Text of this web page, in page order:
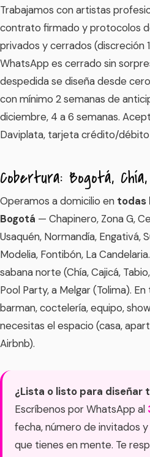
Trabajamos con artistas
contrato firmado y protocolos
privados y cerrados (discreción
WhatsApp es cerrado sin
despedida se diseña desde
con mínimo 2 semanas de
diciembre, 4 a 6 semanas.
Daviplata, tarjeta crédito/
Cobertura: Bogotá,
Operamos a domicilio en todas
Bogotá — Chapinero, Zona G,
Usaquén, Normandía, Engativá,
Modelia, Fontibón, La
sabana norte (Chía, Cajicá,
Pool Party, a Melgar (Tolima).
barman, coctelería, equipo,
necesitas el espacio (casa,
Airbnb).
¿Lista o listo para diseñar
Escríbenos por WhatsApp al
fecha, número de invitados
que tienes en mente. Te